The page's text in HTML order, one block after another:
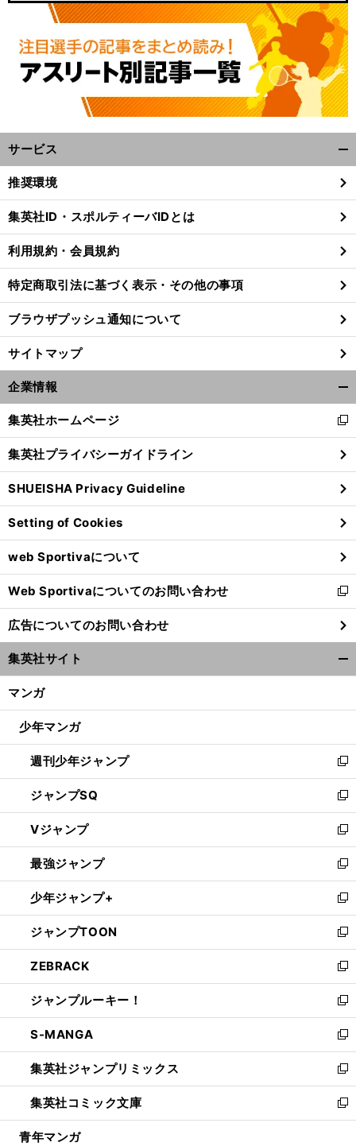
サービス
閉
る
推奨環境
集英社ID・スポルティーバIDとは
利用規約・会員規約
特定商取引法に基づく表示・その他の事項
ブラウザプッシュ通知について
サイトマップ
企業情報
閉
る
集英社ホームページ
新
し
い
ウ
ィ
ン
ド
ウ
で
開
く
集英社プライバシーガイドライン
SHUEISHA Privacy Guideline
Setting of Cookies
web Sportivaについて
Web Sportivaについてのお問い合わせ
新
し
い
ウ
ィ
ン
ウ
開
く
広告についてのお問い合わせ
集英社サイト
マンガ
少年マンガ
週刊少年ジャンプ
新
し
い
ウ
ィ
ン
ド
ウ
で
開
く
ジャンプSQ
新
し
い
ウ
ィ
ン
ド
ウ
で
開
く
Vジャンプ
新
し
い
ウ
ィ
ン
ド
ウ
で
開
く
最強ジャンプ
新
し
い
ウ
ィ
ン
ド
ウ
で
開
く
少年ジャンプ+
新
し
い
ウ
ィ
ン
ド
ウ
で
開
く
ジャンプTOON
新
し
い
ウ
ィ
ン
ド
ウ
で
開
く
ZEBRACK
新
し
い
ウ
ィ
ン
ド
ウ
で
開
ジャンプルーキー！
新
し
い
ウ
ィ
ン
ド
ウ
S-MANGA
新
し
い
ウ
ィ
ン
集英社ジャンプリミックス
新
し
い
ウ
集英社コミック文庫
新
し
青年マンガ